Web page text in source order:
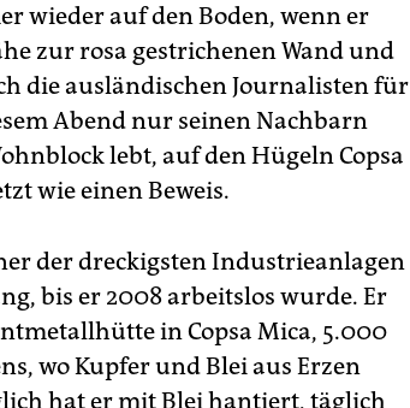
wieder auf den Boden, wenn er
zur rosa gestrichenen Wand und
die ausländischen Journalisten für
Abend nur seinen Nachbarn
lebt, auf den Hügeln Copsa
wie einen Beweis.
der dreckigsten Industrieanlagen
bis er 2008 arbeitslos wurde. Er
in Copsa Mica, 5.000
wo Kupfer und Blei aus Erzen
hat er mit Blei hantiert, täglich